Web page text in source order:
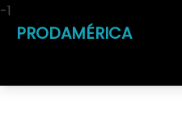
PRODAMÉRICA
-1